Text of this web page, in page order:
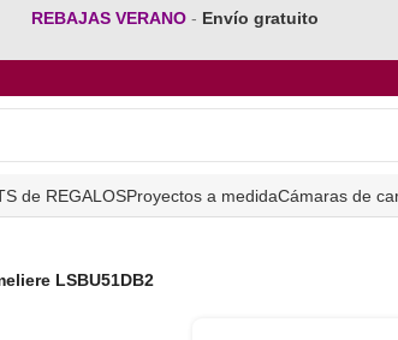
REBAJAS VERANO - Envío gratuito
de REGALOSProyectos a medidaCámaras de
LSBU51DB2